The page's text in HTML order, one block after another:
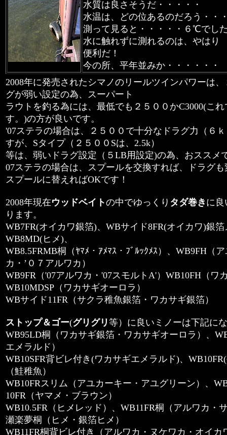
水質は良さそうだ・・・・・
水温は、どの位あるのだろう・・
測って見ると・・・・・６℃でし
水に触れずに測れるのは、やはり
便利だ！
今の所、平年並みか・・・・・・
2008年に発売されたシマノのリールツインパワーは
グが弱い設定の為、スーパート
ラウトを釣る為には、最低でも２５００かC3000(こ
す。)の方が良いです。
'07ステラの場合は、２５００で十分なドラグ力（６
すが、Sタイプ（２５００Sは、2.5k）
等は、弱いドラグ設定（５LB用設定)の為、おススメ
07ステラの場合は、スプールを交換すれば、ドラグ
スプールに替えればOKです！
2008年現在ウッドベイトの中でゆっくり タダ巻き に良
ります。
WB7FR(オイカワ銀箔)、WBサイド8FR(オイカワ)銀
WB8MD(ヒメ)、
WB8.5FRMB桐（ﾔﾏﾒ・ｱﾒﾏｽ・ﾌﾞﾙｯｸﾒｽ）、WB9FH（
カ・’０７アルワカ）
WB9FR（'07アルワカ・'07スモルトA'）WB10FH（ワ
WB10MDSP（ワカサギオーロラ）
WBサイド11FR（サクラ稚魚銀箔・ワカサギ銀箔）
ストップ＆ゴー(グリグリ 等）に良いミノーは下記に
WB95LD桐（ワカサギ銀箔・ワカサギオーロラ）、
エメラルド）
WB10SFR背ビレ付き(ワカサギエメラルド)、
（鮭稚魚）
WB10FRスリム（アユカーキー・アユグリーン）、
10FR（ヤマメ・ブラウン）
WB10.5FR（ヒメレッド）、WB11FR桐（アルワカ・
瀬楽夢桐（ヒメ・銀箔ヒメ）
WB11FR桐背ビレ付き（アルワカ・ヌケワカ・オイカ